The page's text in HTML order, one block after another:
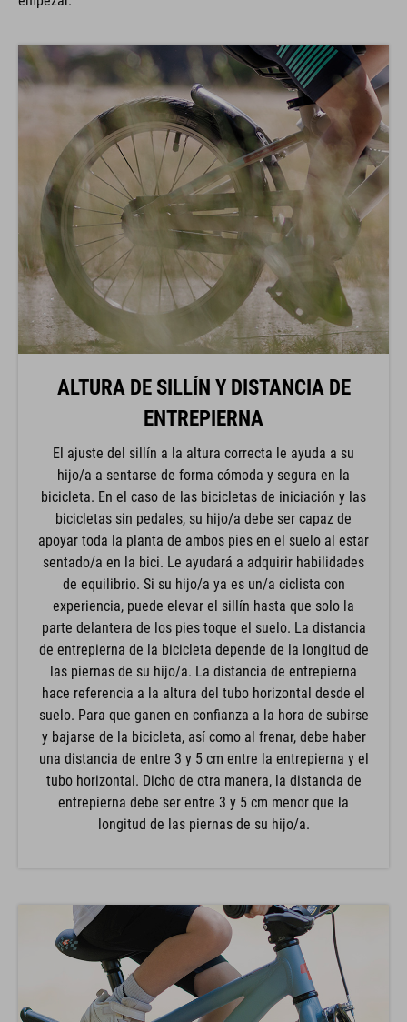
ALTURA DE SILLÍN Y DISTANCIA DE
ENTREPIERNA
hijo/a a sentarse de forma cómoda y segura en la
bicicleta. En el caso de las bicicletas de iniciación y las
bicicletas sin pedales, su hijo/a debe ser capaz de
apoyar toda la planta de ambos pies en el suelo al estar
sentado/a en la bici. Le ayudará a adquirir habilidades
de equilibrio. Si su hijo/a ya es un/a ciclista con
experiencia, puede elevar el sillín hasta que solo la
parte delantera de los pies toque el suelo. La distancia
de entrepierna de la bicicleta depende de la longitud de
las piernas de su hijo/a. La distancia de entrepierna
hace referencia a la altura del tubo horizontal desde el
y bajarse de la bicicleta, así como al frenar, debe haber
una distancia de entre 3 y 5 cm entre la entrepierna y el
tubo horizontal. Dicho de otra manera, la distancia de
entrepierna debe ser entre 3 y 5 cm menor que la
longitud de las piernas de su hijo/a.